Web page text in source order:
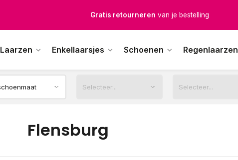
Gratis retourneren van je bestelling
Laarzen Enkellaarsjes Schoenen Regenlaarzen
Flensburg